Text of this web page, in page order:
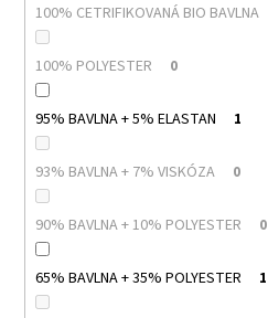
100% CETRIFIKOVANÁ BIO BAVLNA
100% POLYESTER 0
95% BAVLNA + 5% ELASTAN 1
93% BAVLNA + 7% VISKÓZA 0
90% BAVLNA + 10% POLYESTER 0
65% BAVLNA + 35% POLYESTER 1